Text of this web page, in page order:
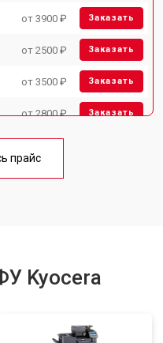
от 3900 ₽ Заказать
от 2500 ₽ Заказать
от 3500 ₽ Заказать
от 2800 ₽ Заказать
от 3500 ₽
прайс
Kyocera